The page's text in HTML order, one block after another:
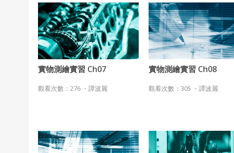
實物測繪實習 Ch07
觀看次數：276 ・ 譚波麗
實物測繪實習 Ch08
觀看次數：305 ・譚波麗